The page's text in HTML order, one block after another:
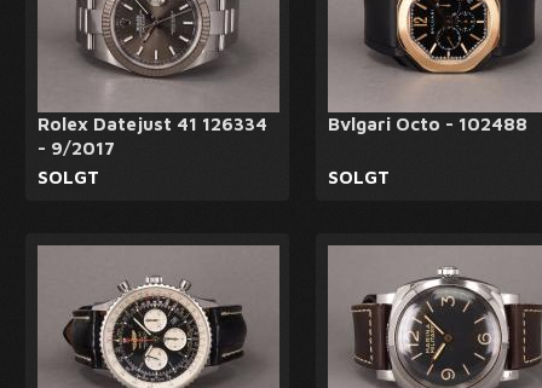
Rolex Datejust 41 126334
- 9/2017
SOLGT
Bvlgari Octo - 102488
SOLGT